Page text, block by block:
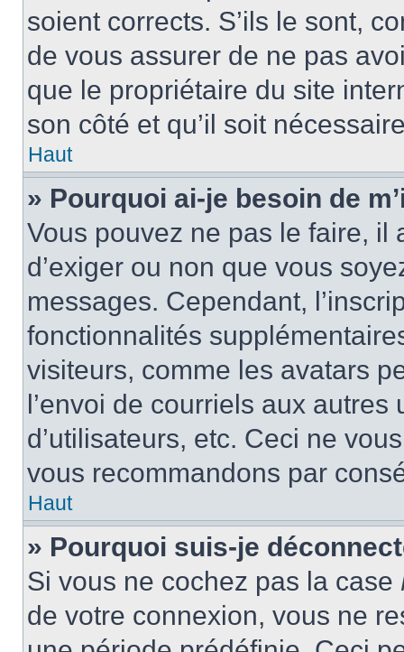
soient corrects. S’ils le sont,
de vous assurer de ne pas
que le propriétaire du site
son côté et qu’il soit
Haut
» Pourquoi ai-je besoin de
Vous pouvez ne pas le faire, il
d’exiger ou non que vous
messages. Cependant,
fonctionnalités
visiteurs, comme les avatars
l’envoi de courriels aux
d’utilisateurs, etc. Ceci ne
vous recommandons par
Haut
» Pourquoi suis-je
Si vous ne cochez pas la case
de votre connexion, vous ne